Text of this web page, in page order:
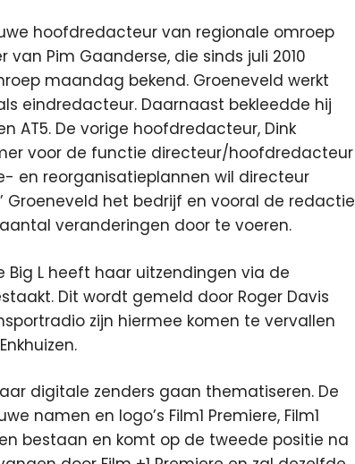
hoofdredacteur van regionale omroep
van Pim Gaanderse, die sinds juli 2010
maandag bekend. Groeneveld werkt
eindredacteur. Daarnaast bekleedde hij
AT5. De vorige hoofdredacteur, Dink
voor de functie directeur/hoofdredacteur
en reorganisatieplannen wil directeur
Groeneveld het bedrijf en vooral de redactie
veranderingen door te voeren.
Big L heeft haar uitzendingen via de
Dit wordt gemeld door Roger Davis
zijn hiermee komen te vervallen
digitale zenders gaan thematiseren. De
namen en logo’s Film1 Premiere, Film1
bestaan en komt op de tweede positie na